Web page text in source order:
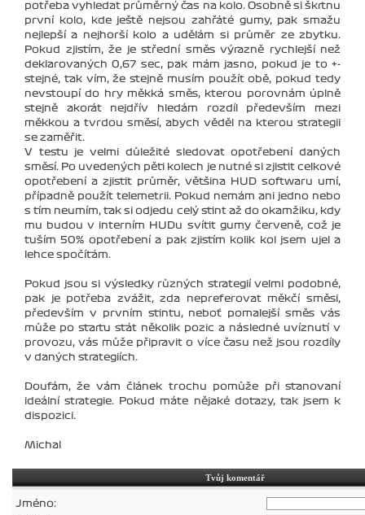
potřeba vyhledat průměrný čas na kolo. Osobně si škrtnu
první kolo, kde ještě nejsou zahřáté gumy, pak smažu
nejlepší a nejhorší kolo a udělám si průměr ze zbytku.
Pokud zjistím, že je střední směs výrazně rychlejší než
deklarovaných 0,67 sec, pak mám jasno, pokud je to +-
stejné, tak vím, že stejně musím použít obě, pokud tedy
nevstoupí do hry měkká směs, kterou porovnám úplně
stejně akorát nejdřív hledám rozdíl především mezi
měkkou a tvrdou směsí, abych věděl na kterou strategii
se zaměřit.
V testu je velmi důležité sledovat opotřebení daných
směsí. Po uvedených pěti kolech je nutné si zjistit celkové
opotřebení a zjistit průměr, většina HUD softwaru umí,
případně použít telemetrii. Pokud nemám ani jedno nebo
s tím neumím, tak si odjedu celý stint až do okamžiku, kdy
mu budou v interním HUDu svítit gumy červeně, což je
tuším 50% opotřebení a pak zjistím kolik kol jsem ujel a
lehce spočítám.
Pokud jsou si výsledky různých strategií velmi podobné,
pak je potřeba zvážit, zda nepreferovat měkčí směsi,
především v prvním stintu, neboť pomalejší směs vás
může po startu stát několik pozic a následné uvíznutí v
provozu, vás může připravit o více času než jsou rozdíly
v daných strategiích.
Doufám, že vám článek trochu pomůže při stanovaní
ideální strategie. Pokud máte nějaké dotazy, tak jsem k
dispozici.
Michal
Tvůj komentář
Jméno: